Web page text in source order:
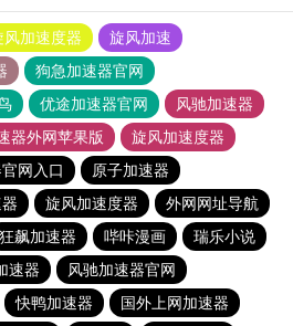
风加速度器
旋风加速
狗急加速器官网
优途加速器官网
风驰加速器
器外网苹果版
旋风加速度器
网入口
原子加速器
旋风加速度器
外网网址导航
狂飙加速器 哔咔漫画
瑞乐小说
速器
风驰加速器官网
快鸭加速器
国外上网加速器